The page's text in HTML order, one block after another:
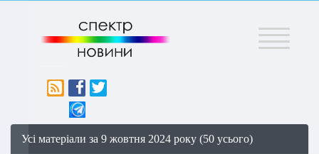
Меню
Усі матеріали за 9 жовтня 2024 року (50 усього)